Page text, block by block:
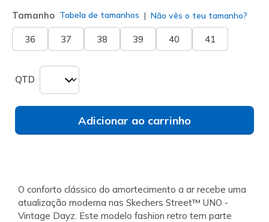
Tamanho Tabela de tamanhos Não vês o teu tamanho?
36 37 38 39 40 41
QTD
Adicionar ao carrinho
O conforto clássico do amortecimento a ar recebe uma
atualização moderna nas Skechers Street™ UNO -
Vintage Dayz. Este modelo fashion retro tem parte